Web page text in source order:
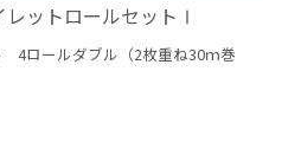
レットロールセットⅠ
4ロールダブル（2枚重ね30ｍ巻